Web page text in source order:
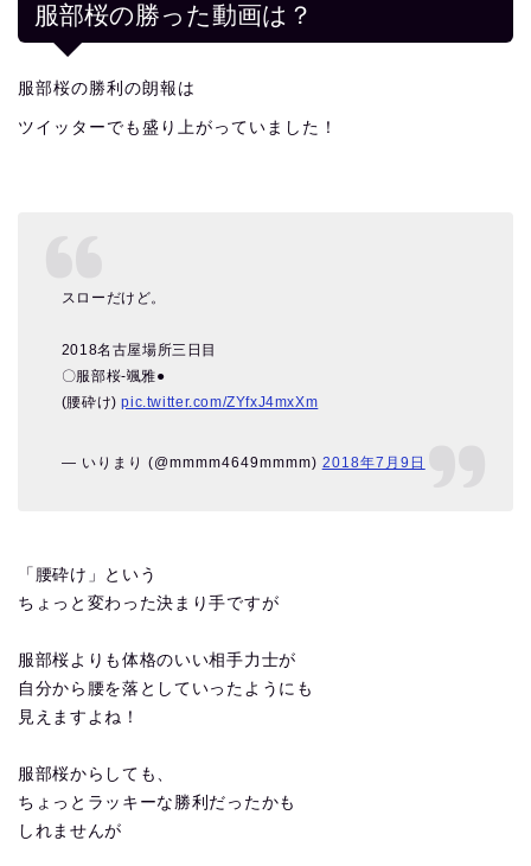
服部桜の勝った動画は？
服部桜の勝利の朗報は
ツイッターでも盛り上がっていました！
スローだけど。
2018名古屋場所三日目
〇服部桜-颯雅●
(腰砕け)pic.twitter.com/ZYfxJ4mxXm
— いりまり (@mmmm4649mmmm) 2018年7月9日
「腰砕け」という
ちょっと変わった決まり手ですが
服部桜よりも体格のいい相手力士が
自分から腰を落としていったようにも
見えますよね！
服部桜からしても、
ちょっとラッキーな勝利だったかも
しれませんが